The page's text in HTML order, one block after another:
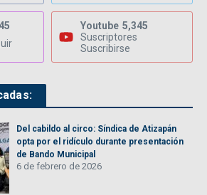
Youtube 5,345
Suscriptores
Suscribirse
Del cabildo al circo: Síndica de Atizapán
opta por el ridículo durante presentación
de Bando Municipal
6 de febrero de 2026